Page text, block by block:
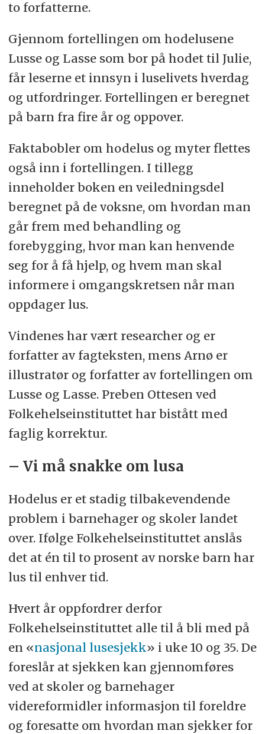
to forfatterne.
Gjennom fortellingen om hodelusene
Lusse og Lasse som bor på hodet til Julie,
får leserne et innsyn i luselivets hverdag
og utfordringer. Fortellingen er beregnet
på barn fra fire år og oppover.
Faktabobler om hodelus og myter flettes
også inn i fortellingen. I tillegg
inneholder boken en veiledningsdel
beregnet på de voksne, om hvordan man
går frem med behandling og
forebygging, hvor man kan henvende
seg for å få hjelp, og hvem man skal
informere i omgangskretsen når man
oppdager lus.
Vindenes har vært researcher og er
forfatter av fagteksten, mens Arnø er
illustratør og forfatter av fortellingen om
Lusse og Lasse. Preben Ottesen ved
Folkehelseinstituttet har bistått med
faglig korrektur.
– Vi må snakke om lusa
Hodelus er et stadig tilbakevendende
problem i barnehager og skoler landet
over. Ifølge Folkehelseinstituttet anslås
det at én til to prosent av norske barn har
lus til enhver tid.
Hvert år oppfordrer derfor
Folkehelseinstituttet alle til å bli med på
en «nasjonal lusesjekk» i uke 10 og 35. De
foreslår at sjekken kan gjennomføres
ved at skoler og barnehager
videreformidler informasjon til foreldre
og foresatte om hvordan man sjekker for